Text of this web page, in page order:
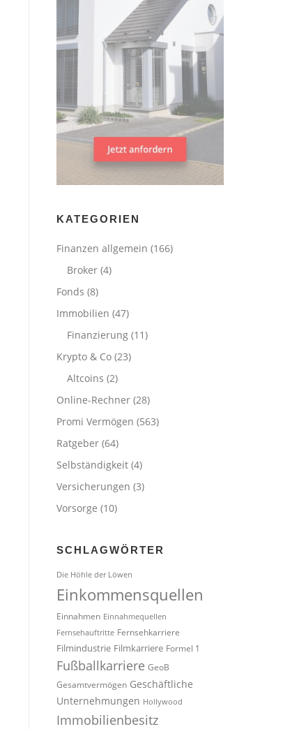
KATEGORIEN
Finanzen allgemein (166)
Broker (4)
Fonds (8)
Immobilien (47)
Finanzierung (11)
Krypto & Co (23)
Altcoins (2)
Online-Rechner (28)
Promi Vermögen (563)
Ratgeber (64)
Selbständigkeit (4)
Versicherungen (3)
Vorsorge (10)
SCHLAGWÖRTER
Die Höhle der Löwen
Einkommensquellen
Einnahmen Einnahmequellen
Fernsehauftritte Fernsehkarriere
Filmindustrie Filmkarriere Formel 1
Fußballkarriere GeoB
Gesamtvermögen Geschäftliche
Unternehmungen Hollywood
Immobilienbesitz